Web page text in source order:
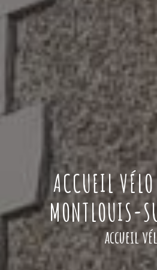
ACCUEIL
MONTLOUIS-
accueil